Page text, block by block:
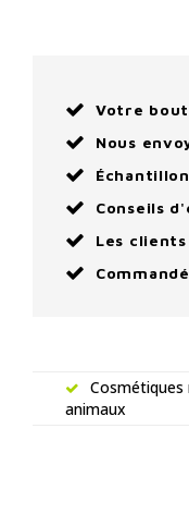
Votre
Nous
Conseils
Les
animaux